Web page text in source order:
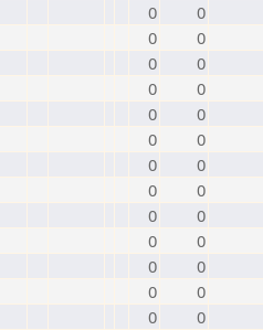
0
0
0
0
0
0
0
0
0
0
0
0
0
0
0
0
0
0
0
0
0
0
0
0
0
0